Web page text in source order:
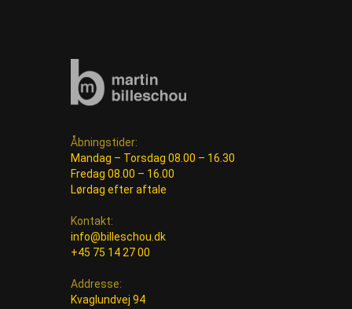
Åbningstider:
Mandag – Torsdag 08.00 – 16.30
Fredag 08.00 – 16.00
Lørdag efter aftale
Kontakt:
info@billeschou.dk
+45 75 14 27 00
Addresse:
Kvaglundvej 94